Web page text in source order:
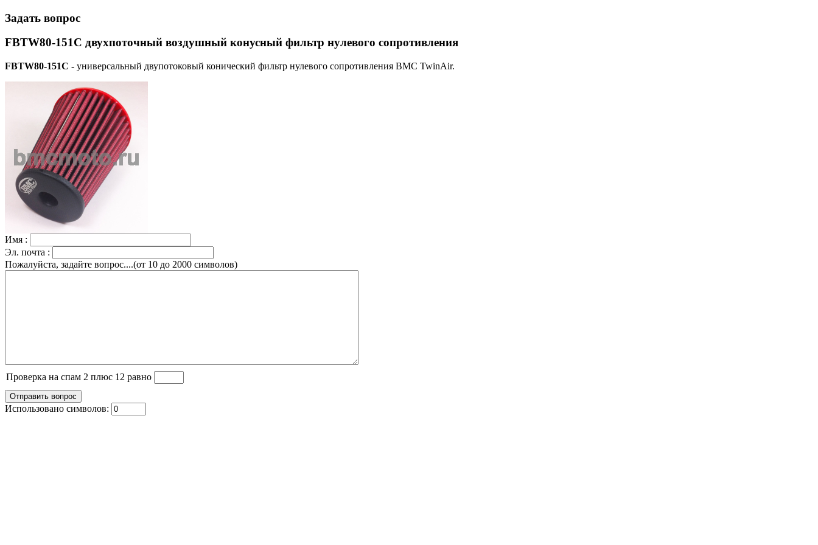
Задать вопрос
FBTW80-151C двухпоточный воздушный конусный фильтр нулевого сопротивления
FBTW80-151C - универсальный двупотоковый конический фильтр нулевого сопротивления BMC TwinAir.
Имя :
Эл. почта :
Пожалуйста, задайте вопрос....(от 10 до 2000 символов)
Проверка на спам 2 плюс 12 равно
Использовано символов: